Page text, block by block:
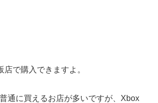
店で購入できますよ。
通に買えるお店が多いですが、Xbox